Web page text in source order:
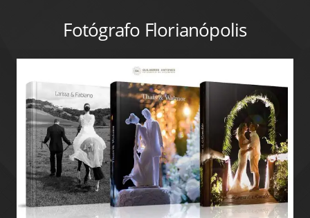
Fotógrafo Florianópolis